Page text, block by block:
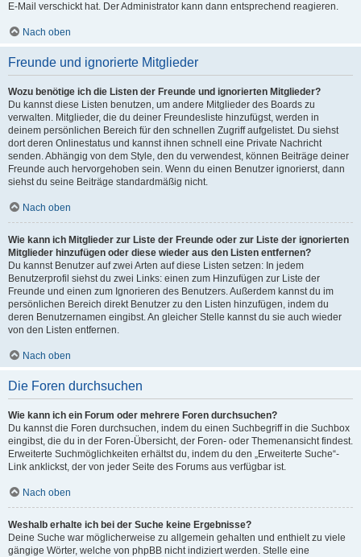
E-Mail verschickt hat. Der Administrator kann dann entsprechend reagieren.
Nach oben
Freunde und ignorierte Mitglieder
Wozu benötige ich die Listen der Freunde und ignorierten Mitglieder?
Du kannst diese Listen benutzen, um andere Mitglieder des Boards zu
verwalten. Mitglieder, die du deiner Freundesliste hinzufügst, werden in
deinem persönlichen Bereich für den schnellen Zugriff aufgelistet. Du siehst
dort deren Onlinestatus und kannst ihnen schnell eine Private Nachricht
senden. Abhängig von dem Style, den du verwendest, können Beiträge deiner
Freunde auch hervorgehoben sein. Wenn du einen Benutzer ignorierst, dann
siehst du seine Beiträge standardmäßig nicht.
Nach oben
Wie kann ich Mitglieder zur Liste der Freunde oder zur Liste der ignorierten
Mitglieder hinzufügen oder diese wieder aus den Listen entfernen?
Du kannst Benutzer auf zwei Arten auf diese Listen setzen: In jedem
Benutzerprofil siehst du zwei Links: einen zum Hinzufügen zur Liste der
Freunde und einen zum Ignorieren des Benutzers. Außerdem kannst du im
persönlichen Bereich direkt Benutzer zu den Listen hinzufügen, indem du
deren Benutzernamen eingibst. An gleicher Stelle kannst du sie auch wieder
von den Listen entfernen.
Nach oben
Die Foren durchsuchen
Wie kann ich ein Forum oder mehrere Foren durchsuchen?
Du kannst die Foren durchsuchen, indem du einen Suchbegriff in die Suchbox
eingibst, die du in der Foren-Übersicht, der Foren- oder Themenansicht findest.
Erweiterte Suchmöglichkeiten erhältst du, indem du den „Erweiterte Suche“-
Link anklickst, der von jeder Seite des Forums aus verfügbar ist.
Nach oben
Weshalb erhalte ich bei der Suche keine Ergebnisse?
Deine Suche war möglicherweise zu allgemein gehalten und enthielt zu viele
gängige Wörter, welche von phpBB nicht indiziert werden. Stelle eine